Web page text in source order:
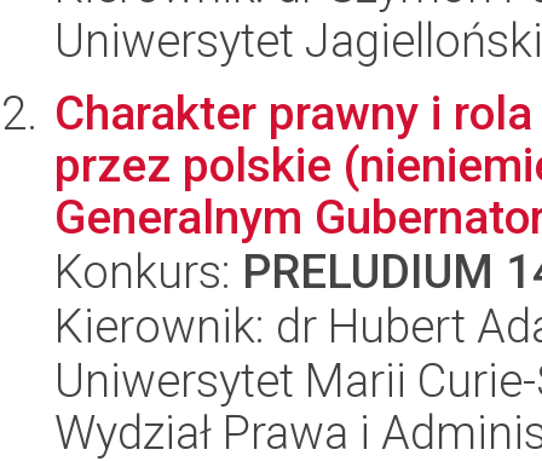
Uniwersytet
Charakter prawny i
przez polskie
Generalnym
Konkurs: PRELUDIUM
Kierownik: dr Hubert
Uniwersytet Marii
Wydział Prawa i